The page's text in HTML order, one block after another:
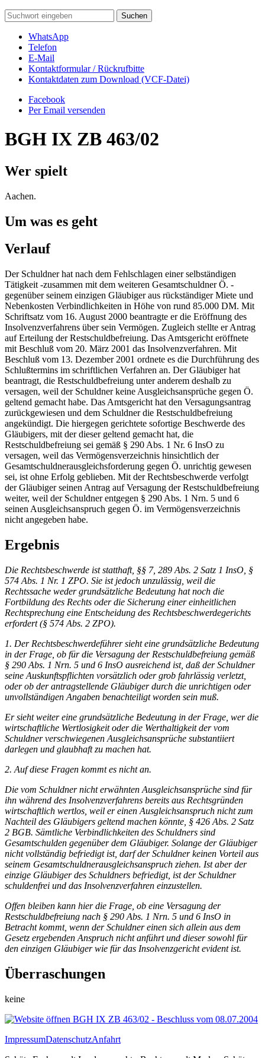
WhatsApp
Telefon
E-Mail
Kontaktformular / Rückrufbitte
Kontaktdaten zum Download (VCF-Datei)
Facebook
Per Email versenden
BGH IX ZB 463/02
Wer spielt
Aachen.
Um was es geht
Verlauf
Der Schuldner hat nach dem Fehlschlagen einer selbständigen
Tätigkeit -zusammen mit dem weiteren Gesamtschuldner Ö. -
gegenüber seinem einzigen Gläubiger aus rückständiger Miete und
Nebenkosten Verbindlichkeiten in Höhe von rund 85.000 DM. Mit
Schriftsatz vom 16. August 2000 beantragte er die Eröffnung des
Insolvenzverfahrens über sein Vermögen. Zugleich stellte er Antrag
auf Erteilung der Restschuldbefreiung. Das Amtsgericht eröffnete
mit Beschluß vom 20. März 2001 das Insolvenzverfahren. Mit
Beschluß vom 13. Dezember 2001 ordnete es die Durchführung des
Schlußtermins im schriftlichen Verfahren an. Der Gläubiger hat
beantragt, die Restschuldbefreiung unter anderem deshalb zu
versagen, weil der Schuldner keine Ausgleichsansprüche gegen Ö.
geltend gemacht habe. Das Amtsgericht hat den Versagungsantrag
zurückgewiesen und dem Schuldner die Restschuldbefreiung
angekündigt. Die hiergegen gerichtete sofortige Beschwerde des
Gläubigers, mit der dieser geltend gemacht hat, die
Restschuldbefreiung sei gemäß § 290 Abs. 1 Nr. 6 InsO zu
versagen, weil das Vermögensverzeichnis hinsichtlich der
Gesamtschuldnerausgleichsforderung gegen Ö. unrichtig gewesen
sei, ist ohne Erfolg geblieben. Mit der Rechtsbeschwerde verfolgt
der Gläubiger seinen Antrag auf Versagung der Restschuldbefreiung
weiter, weil der Schuldner entgegen § 290 Abs. 1 Nrn. 5 und 6
seinen Ausgleichsanspruch gegen Ö. im Vermögensverzeichnis
nicht angegeben habe.
Ergebnis
Die Rechtsbeschwerde ist statthaft, §§ 7, 289 Abs. 2 Satz 1 InsO, §
574 Abs. 1 Nr. 1 ZPO. Sie ist jedoch unzulässig, weil die
Rechtssache weder grundsätzliche Bedeutung hat noch die
Fortbildung des Rechts oder die Sicherung einer einheitlichen
Rechtsprechung eine Entscheidung des Rechtsbeschwerdegerichts
erfordert (§ 574 Abs. 2 ZPO).
1. Der Rechtsbeschwerdeführer sieht eine grundsätzliche Bedeutung
in der Frage, ob für die Versagung der Restschuldbefreiung gemäß
§ 290 Abs. 1 Nrn. 5 und 6 InsO ausreichend ist, daß der Schuldner
seine Auskunftspflichten vorsätzlich oder grob fahrlässig verletzt,
oder ob der antragstellende Gläubiger durch die unrichtigen oder
unvollständigen Angaben benachteiligt worden sein muß.
Er sieht weiter eine grundsätzliche Bedeutung in der Frage, wer die
wirtschaftliche Wertlosigkeit oder die Werthaltigkeit der vom
Schuldner verschwiegenen Ausgleichsansprüche substantiiert
darlegen und glaubhaft zu machen hat.
2. Auf diese Fragen kommt es nicht an.
Die vom Schuldner nicht erwähnten Ausgleichsansprüche sind für
ihn während des Insolvenzverfahrens bereits aus Rechtsgründen
wirtschaftlich wertlos, weil er einen Ausgleichsanspruch nicht zum
Nachteil des Gläubigers geltend machen könnte, § 426 Abs. 2 Satz
2 BGB. Sämtliche Verbindlichkeiten des Schuldners sind
Gesamtschulden gegenüber dem Gläubiger. Solange der Gläubiger
nicht vollständig befriedigt ist, darf der Schuldner keinen Vorteil aus
seinem Gesamtschuldnerausgleichsanspruch ziehen. Ist aber der
einzige Gläubiger des Schuldners befriedigt, ist der Schuldner
schuldenfrei und das Insolvenzverfahren einzustellen.
Offen bleiben kann hier die Frage, ob eine Versagung der
Restschuldbefreiung nach § 290 Abs. 1 Nrn. 5 und 6 InsO in
Betracht kommt, wenn der Schuldner einen sich allein aus dem
Gesetz ergebenden Anspruch nicht anführt und dieser sowohl für
den einzigen Gläubiger wie für das Insolvenzgericht evident ist.
Überraschungen
keine
BGH IX ZB 463/02 - Beschluss vom 08.07.2004
ImpressumDatenschutzAnfahrt